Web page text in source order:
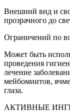
Внешний вид и
прозрачного до
Ограничений по
Может быть
проведения
лечение
мейбомиитов,
глаза.
АКТИВНЫЕ